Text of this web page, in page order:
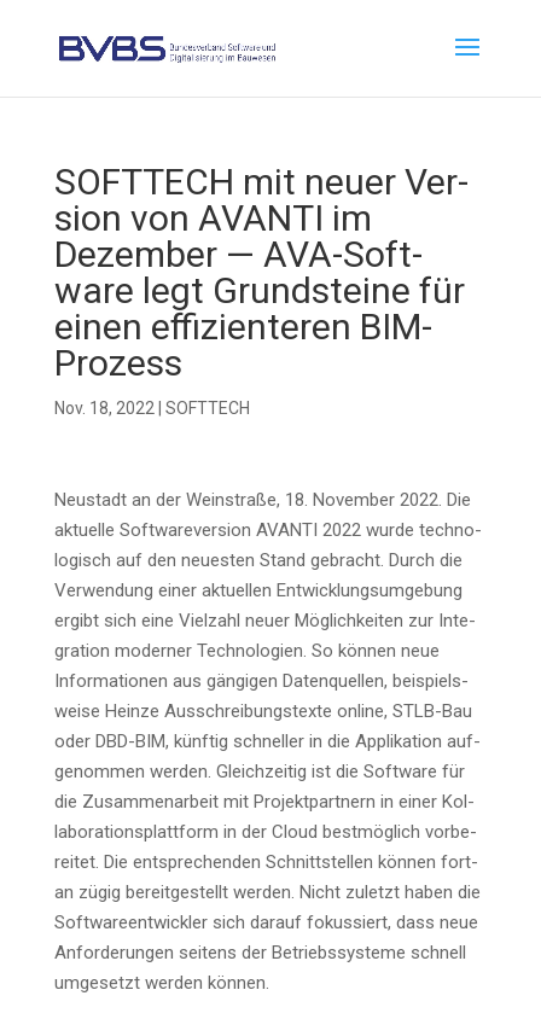
SOFTTECH mit neu­er Ver­
si­on von AVANTI im
Dezem­ber — AVA-Soft­
ware legt Grund­stei­ne für
einen effi­zi­en­te­ren BIM-
Prozess
Nov. 18, 2022 SOFTTECH
Neu­stadt an der Wein­stra­ße, 18. Novem­ber 2022. Die
aktu­el­le Soft­ware­ver­si­on AVANTI 2022 wur­de tech­no­
lo­gisch auf den neu­es­ten Stand gebracht. Durch die
Ver­wen­dung einer aktu­el­len Ent­wick­lungs­um­ge­bung
ergibt sich eine Viel­zahl neu­er Mög­lich­kei­ten zur Inte­
gra­ti­on moder­ner Tech­no­lo­gien. So kön­nen neue
Infor­ma­tio­nen aus gän­gi­gen Daten­quel­len, bei­spiels­
wei­se Hein­ze Aus­schrei­bungs­tex­te online, STLB-Bau
oder DBD-BIM, künf­tig schnel­ler in die Appli­ka­ti­on auf­
ge­nom­men wer­den. Gleich­zei­tig ist die Soft­ware für
die Zusam­men­ar­beit mit Pro­jekt­part­nern in einer Kol­
la­bo­ra­ti­ons­platt­form in der Cloud best­mög­lich vor­be­
rei­tet. Die ent­spre­chen­den Schnitt­stel­len kön­nen fort­
an zügig bereit­ge­stellt wer­den. Nicht zuletzt haben die
Soft­ware­ent­wick­ler sich dar­auf fokus­siert, dass neue
Anfor­de­run­gen sei­tens der Betriebs­sys­te­me schnell
umge­setzt wer­den können.